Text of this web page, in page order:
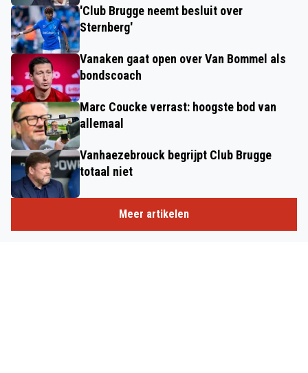
'Club Brugge neemt besluit over
Sternberg'
Vanaken gaat open over Van Bommel als
bondscoach
Marc Coucke verrast: hoogste bod van
allemaal
Vanhaezebrouck begrijpt Club Brugge
totaal niet
Meer artikelen